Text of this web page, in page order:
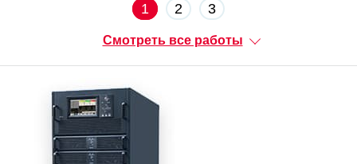
1 2 3
Смотреть все работы